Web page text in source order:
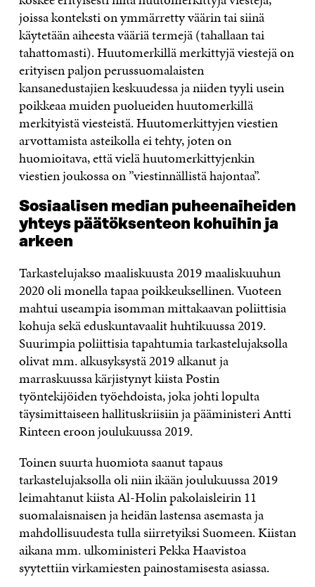
joissa konteksti on ymmärretty väärin tai siinä
käytetään aiheesta vääriä termejä (tahallaan tai
tahattomasti). Huutomerkillä merkittyjä viestejä on
erityisen paljon perussuomalaisten
kansanedustajien keskuudessa ja niiden tyyli usein
poikkeaa muiden puolueiden huutomerkillä
merkityistä viesteistä. Huutomerkittyjen viestien
arvottamista asteikolla ei tehty, joten on
huomioitava, että vielä huutomerkittyjenkin
viestien joukossa on ”viestinnällistä hajontaa”.
Sosiaalisen median puheenaiheiden
yhteys päätöksenteon kohuihin ja
arkeen
Tarkastelujakso maaliskuusta 2019 maaliskuuhun
2020 oli monella tapaa poikkeuksellinen. Vuoteen
mahtui useampia isomman mittakaavan poliittisia
kohuja sekä eduskuntavaalit huhtikuussa 2019.
Suurimpia poliittisia tapahtumia tarkastelujaksolla
olivat mm. alkusyksystä 2019 alkanut ja
marraskuussa kärjistynyt kiista Postin
työntekijöiden työehdoista, joka johti lopulta
täysimittaiseen hallituskriisiin ja pääministeri Antti
Rinteen eroon joulukuussa 2019.
Toinen suurta huomiota saanut tapaus
tarkastelujaksolla oli niin ikään joulukuussa 2019
leimahtanut kiista Al-Holin pakolaisleirin 11
suomalaisnaisen ja heidän lastensa asemasta ja
mahdollisuudesta tulla siirretyiksi Suomeen. Kiistan
aikana mm. ulkoministeri Pekka Haavistoa
syytettiin virkamiesten painostamisesta asiassa.